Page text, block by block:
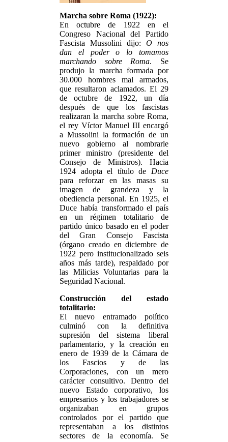
Marcha sobre Roma (1922):
En octubre de 1922 en el
Congreso Nacional del Partido
Fascista Mussolini dijo: O nos
dan el poder o lo tomamos
marchando sobre Roma. Se
produjo la marcha formada por
30.000 hombres mal armados,
que resultaron aclamados. El 29
de octubre de 1922, un día
después de que los fascistas
realizaran la marcha sobre Roma,
el rey Víctor Manuel III encargó
a Mussolini la formación de un
nuevo gobierno al nombrarle
primer ministro (presidente del
Consejo de Ministros). Hacia
1924 adopta el título de Duce
para reforzar en las masas su
imagen de grandeza y la
obediencia personal. En 1925, el
Duce había transformado el país
en un régimen totalitario de
partido único basado en el poder
del Gran Consejo Fascista
(órgano creado en diciembre de
1922 pero institucionalizado seis
años más tarde), respaldado por
las Milicias Voluntarias para la
Seguridad Nacional.
Construcción del estado
totalitario:
El nuevo entramado político
culminó con la definitiva
supresión del sistema liberal
parlamentario, y la creación en
enero de 1939 de la Cámara de
los Fascios y de las
Corporaciones, con un mero
carácter consultivo. Dentro del
nuevo Estado corporativo, los
empresarios y los trabajadores se
organizaban en grupos
controlados por el partido que
representaban a los distintos
sectores de la economía. Se